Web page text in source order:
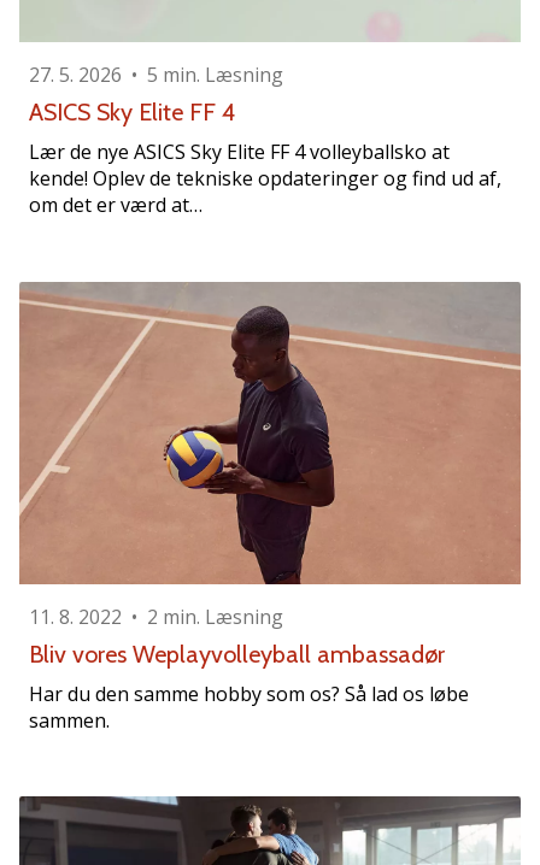
Weplayvolleyball
ambassadør
Har
den
samme
hobby
Så
sammen.
11. 8. 2022
affiliate
program
Har
du
din
blog,
administrerer
27. 5. 2026 • 5 min. Læsning
ASICS Sky Elite FF 4
Lær de nye ASICS Sky Elite FF 4 volleyballsko at
kende! Oplev de tekniske opdateringer og find ud af,
om det er værd at…
11. 8. 2022 • 2 min. Læsning
Bliv vores Weplayvolleyball ambassadør
Har du den samme hobby som os? Så lad os løbe
sammen.